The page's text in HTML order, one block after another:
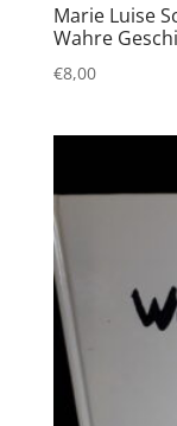
Marie Luise
Wahre
€8,00